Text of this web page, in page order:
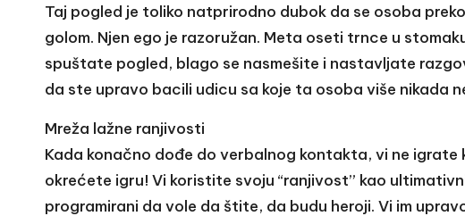
Taj pogled je toliko natprirodno dubok da se osoba
golom. Njen ego je razoružan. Meta oseti trnce u
spuštate pogled, blago se nasmešite i nastavljate
da ste upravo bacili udicu sa koje ta osoba više nikada
Mreža lažne ranjivosti
Kada konačno dođe do verbalnog kontakta, vi ne igrate
okrećete igru! Vi koristite svoju “ranjivost” kao
programirani da vole da štite, da budu heroji. Vi im